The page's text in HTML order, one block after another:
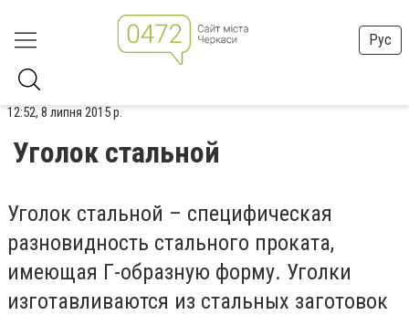
Рус
12:52, 8 липня 2015 р.
Уголок стальной
Уголок стальной – специфическая
разновидность стального проката,
имеющая Г-образную форму. Уголки
изготавливаются из стальных заготовок